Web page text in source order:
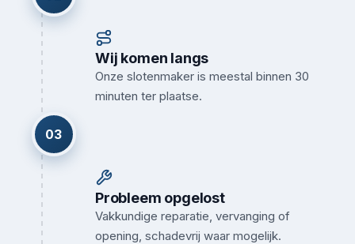
Wij komen langs
Onze slotenmaker is meestal binnen 30
minuten ter plaatse.
03
Probleem opgelost
Vakkundige reparatie, vervanging of
opening, schadevrij waar mogelijk.